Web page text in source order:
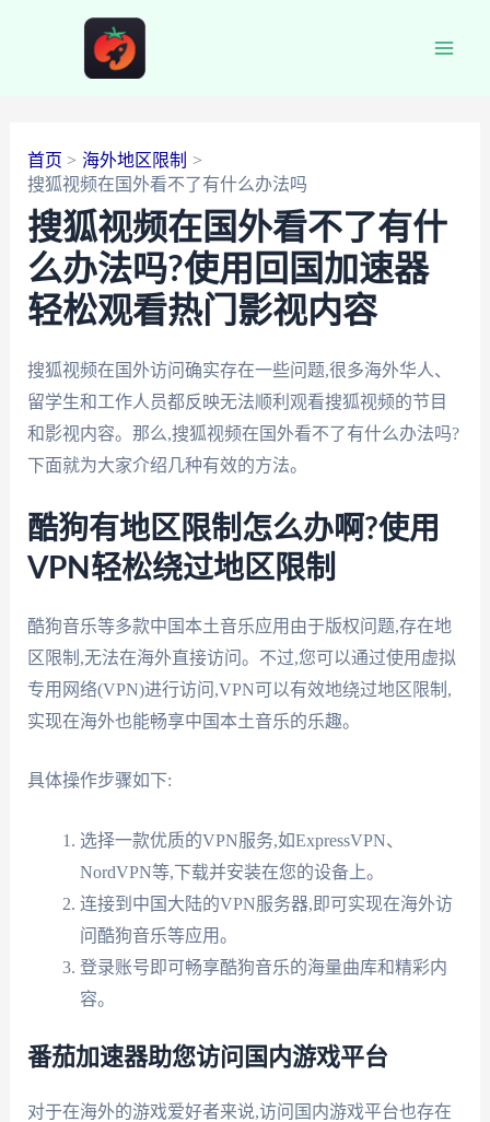
首页
海外地区限制
搜狐视频在国外看不了有什么办法吗
搜狐视频在国外看不了有什
么办法吗?使用回国加速器
轻松观看热门影视内容
搜狐视频在国外访问确实存在一些问题,很多海外华人、
留学生和工作人员都反映无法顺利观看搜狐视频的节目
和影视内容。那么,搜狐视频在国外看不了有什么办法吗?
下面就为大家介绍几种有效的方法。
酷狗有地区限制怎么办啊?使用
VPN轻松绕过地区限制
酷狗音乐等多款中国本土音乐应用由于版权问题,存在地
区限制,无法在海外直接访问。不过,您可以通过使用虚拟
专用网络(VPN)进行访问,VPN可以有效地绕过地区限制,
实现在海外也能畅享中国本土音乐的乐趣。
具体操作步骤如下:
选择一款优质的VPN服务,如ExpressVPN、
NordVPN等,下载并安装在您的设备上。
连接到中国大陆的VPN服务器,即可实现在海外访
问酷狗音乐等应用。
登录账号即可畅享酷狗音乐的海量曲库和精彩内
容。
番茄加速器助您访问国内游戏平台
对于在海外的游戏爱好者来说,访问国内游戏平台也存在